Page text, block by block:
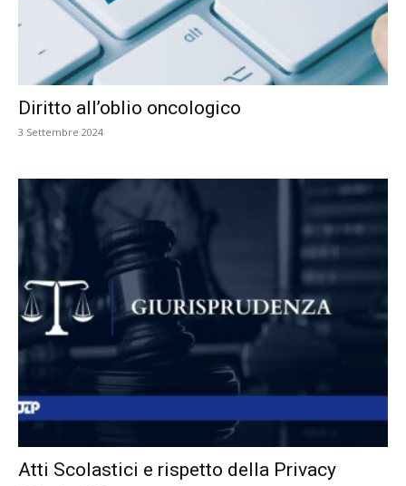
Diritto all’oblio oncologico
3 Settembre 2024
Atti Scolastici e rispetto della Privacy